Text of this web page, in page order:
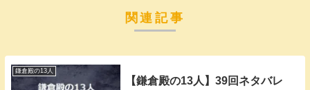
関連記事
鎌倉殿の13人
【鎌倉殿の13人】39回ネタバレ